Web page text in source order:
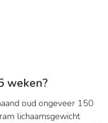
weken?
oud ongeveer 150
lichaamsgewicht